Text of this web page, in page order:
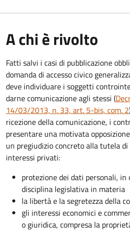
A chi è rivolto
Fatti salvi i casi di pubblicazione
domanda di accesso civico
deve individuare i soggetti
darne comunicazione agli stessi (
14/03/2013, n. 33, art. 5-bis, com. 2
ricezione della comunicazione, i
presentare una motivata
un pregiudizio concreto alla tutela
interessi privati:
protezione dei dati personali,
disciplina legislativa in materia
la libertà e la segretezza della
gli interessi economici e
o giuridica, compresa la